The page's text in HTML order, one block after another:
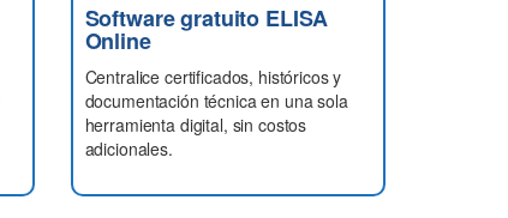
Software gratuito ELISA
Online
Centralice certificados, históricos y
documentación técnica en una sola
herramienta digital, sin costos
adicionales.